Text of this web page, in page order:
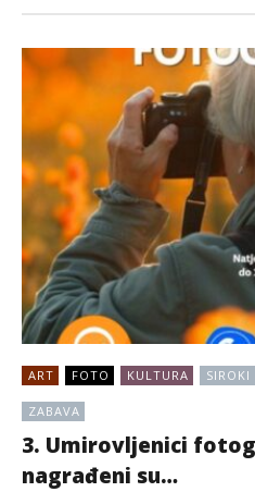
ART FOTO KULTURA SIROKI
ZABAVA
3. Umirovljenici
nagrađeni su…